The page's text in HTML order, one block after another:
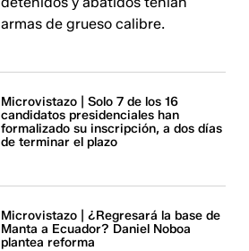
armas de grueso calibre.
Microvistazo | Solo 7 de los 16
candidatos presidenciales han
formalizado su inscripción, a dos días
de terminar el plazo
Microvistazo | ¿Regresará la base de
Manta a Ecuador? Daniel Noboa
plantea reforma